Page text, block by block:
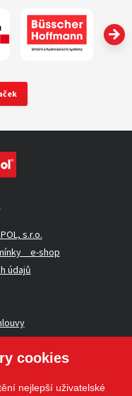
s.r.o.
_ e-shop
údajů
cookies
nejlepší uživatelské